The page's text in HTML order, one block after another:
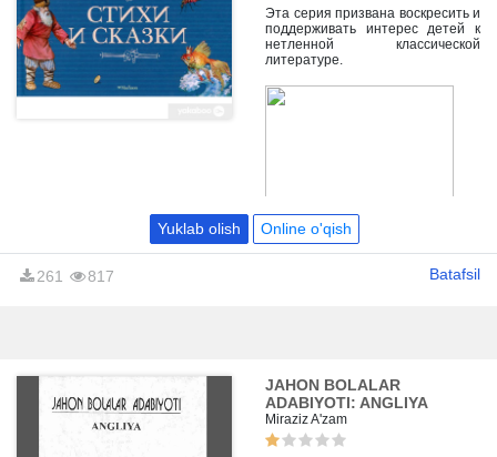
это образец безупречного слога,
сочетание простоты и
сложности, прозрачности и
глубины в стихах и прозе.
Эта серия призвана воскресить и
поддерживать интерес детей к
нетленной классической
литературе.
Yuklab olish Online o'qish
261 817 Batafsil
JAHON BOLALAR
ADABIYOTI: ANGLIYA
Miraziz A'zam